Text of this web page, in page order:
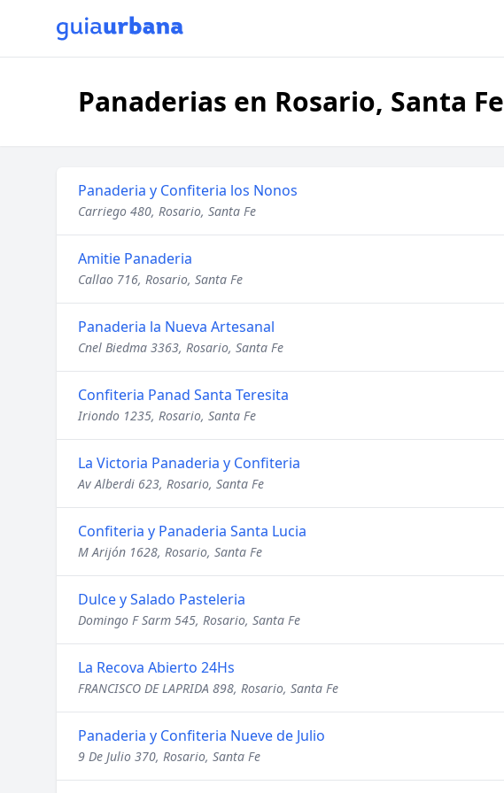
Panaderias en Rosario, Santa Fe
Panaderia y Confiteria los Nonos
Carriego 480, Rosario, Santa Fe
Amitie Panaderia
Callao 716, Rosario, Santa Fe
Panaderia la Nueva Artesanal
Cnel Biedma 3363, Rosario, Santa Fe
Confiteria Panad Santa Teresita
Iriondo 1235, Rosario, Santa Fe
La Victoria Panaderia y Confiteria
Av Alberdi 623, Rosario, Santa Fe
Confiteria y Panaderia Santa Lucia
M Arijón 1628, Rosario, Santa Fe
Dulce y Salado Pasteleria
Domingo F Sarm 545, Rosario, Santa Fe
La Recova Abierto 24Hs
FRANCISCO DE LAPRIDA 898, Rosario, Santa Fe
Panaderia y Confiteria Nueve de Julio
9 De Julio 370, Rosario, Santa Fe